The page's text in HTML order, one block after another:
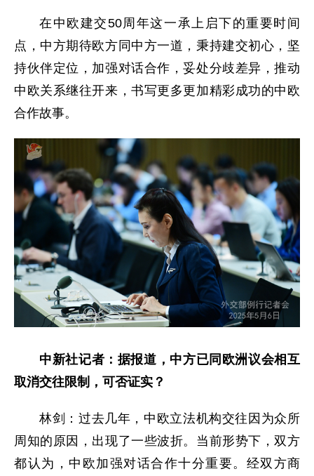
在中欧建交50周年这一承上启下的重要时间
点，中方期待欧方同中方一道，秉持建交初心，坚
持伙伴定位，加强对话合作，妥处分歧差异，推动
中欧关系继往开来，书写更多更加精彩成功的中欧
合作故事。
中新社记者：据报道，中方已同欧洲议会相互
取消交往限制，可否证实？
林剑：过去几年，中欧立法机构交往因为众所
周知的原因，出现了一些波折。当前形势下，双方
都认为，中欧加强对话合作十分重要。经双方商